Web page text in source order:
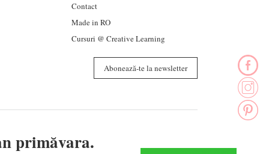
Contact
Made in RO
Cursuri @ Creative Learning
Abonează-te la newsletter
primăvara.